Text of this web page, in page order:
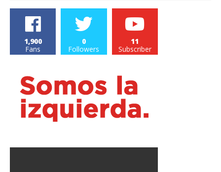
1,900
Fans
0
Followers
11
Subscriber